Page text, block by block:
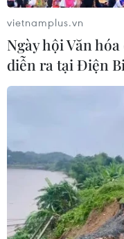
NQ/TW
07/08/2026 08:18
Thông báo Kết
07/08/2026 04:08
Bỉ tìm ra hướng đi
ung thư gan di căn
07/08/2026 04:05
vietnamplus.vn
Ngày hội Văn
diễn ra tại Điện